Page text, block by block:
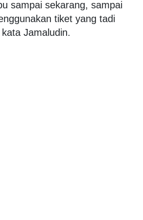
sampai sekarang, sampai
tiket yang tadi
Jamaludin.